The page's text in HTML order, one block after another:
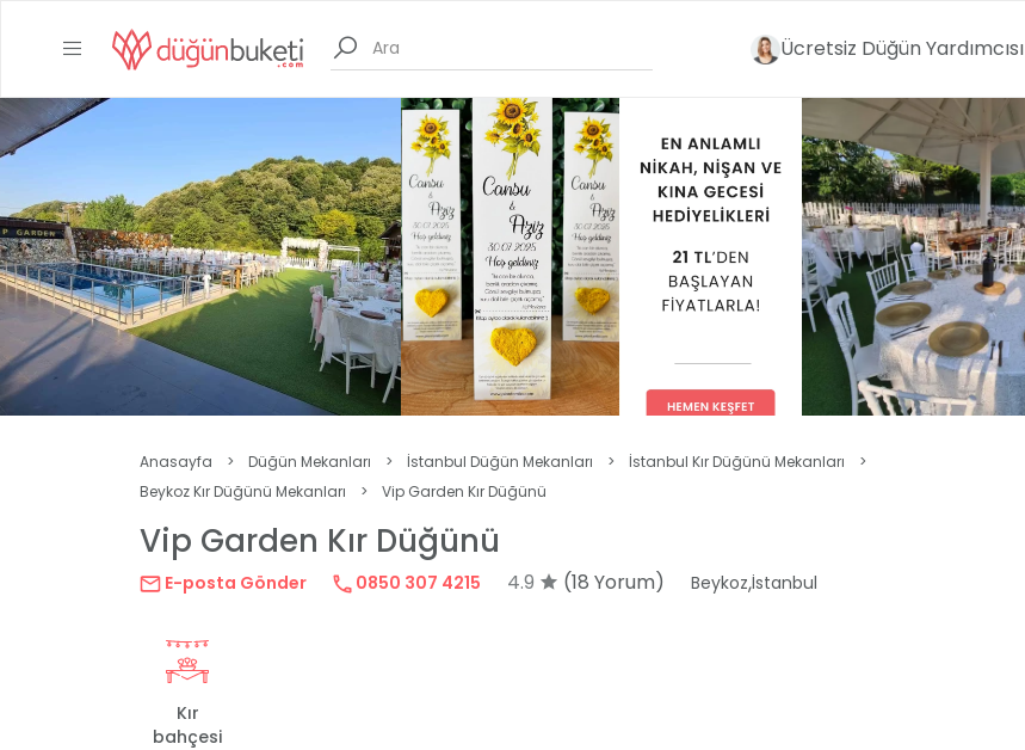
Ücretsiz Düğün Yardımcısı
Anasayfa > Düğün Mekanları > İstanbul Düğün Mekanları > İstanbul Kır Düğünü Mekanları
>
Beykoz Kır Düğünü Mekanları
> Vip Garden Kır Düğünü
Vip Garden Kır Düğünü
E-posta Gönder 0850 307 4215 4.9 (18 Yorum) Beykoz,İstanbul
Kır
bahçesi